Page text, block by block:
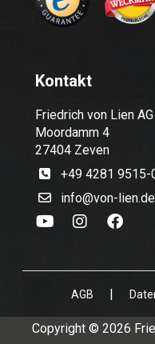
Kontakt
Friedrich von Lien AG
Moordamm 4
27404 Zeven
+49 4281 9515-
info@von-lien.de
AGB |
Copyright © 2026